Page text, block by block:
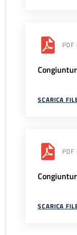
PDF
SCARICA
PDF
SCARICA